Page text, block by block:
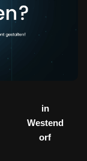
in
Westend
orf